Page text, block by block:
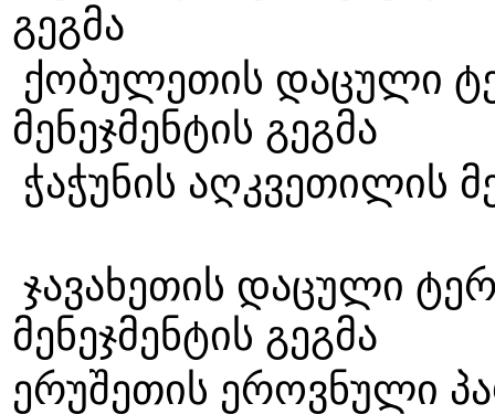
გეგმა
ქობულეთის დაცული
ჭაჭუნის
ჯავახეთის დაცული
ერუშეთის ეროვნული